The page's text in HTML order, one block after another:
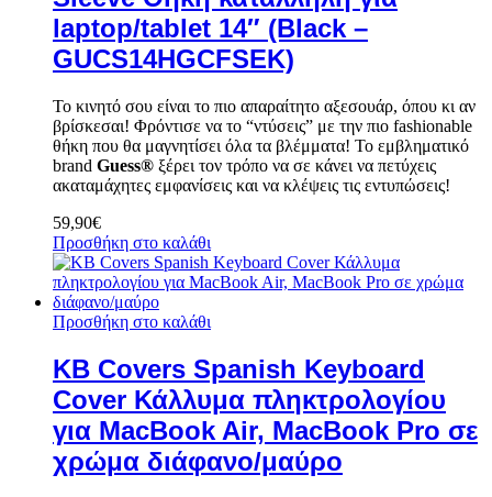
laptop/tablet 14″ (Black –
GUCS14HGCFSEK)
Το κινητό σου είναι το πιο απαραίτητο αξεσουάρ, όπου κι αν
βρίσκεσαι! Φρόντισε να το “ντύσεις” με την πιο fashionable
θήκη που θα μαγνητίσει όλα τα βλέμματα! Το εμβληματικό
brand Guess® ξέρει τον τρόπο να σε κάνει να πετύχεις
ακαταμάχητες εμφανίσεις και να κλέψεις τις εντυπώσεις!
59,90€
Προσθήκη στο καλάθι
Προσθήκη στο καλάθι
KB Covers Spanish Keyboard
Cover Κάλλυμα πληκτρολογίου
για MacBook Air, MacBook Pro σε
χρώμα διάφανο/μαύρο